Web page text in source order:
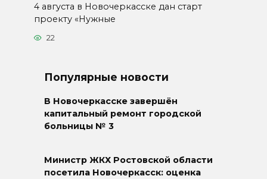
4 августа в Новочеркасске дан старт
проекту «Нужные
22
Популярные новости
В Новочеркасске завершён
капитальный ремонт городской
больницы № 3
Министр ЖКХ Ростовской области
посетила Новочеркасск: оценка